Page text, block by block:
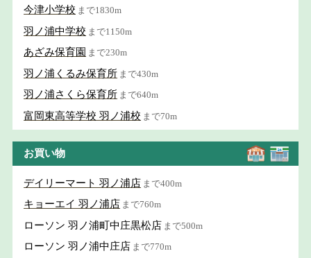
今津小学校 まで1830m
羽ノ浦中学校 まで1150m
あざみ保育園 まで230m
羽ノ浦くるみ保育所 まで430m
羽ノ浦さくら保育所 まで640m
富岡東高等学校 羽ノ浦校 まで70m
お買い物
デイリーマート 羽ノ浦店 まで400m
キョーエイ 羽ノ浦店 まで760m
ローソン 羽ノ浦町中庄黒松店 まで500m
ローソン 羽ノ浦中庄店 まで770m